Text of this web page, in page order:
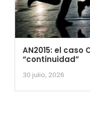
AN2015: el caso
“continuidad”
30 julio, 2026